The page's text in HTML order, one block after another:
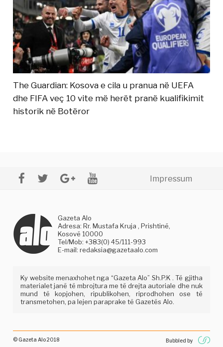
The Guardian: Kosova e cila u pranua në UEFA
dhe FIFA veç 10 vite më herët pranë kualifikimit
historik në Botëror
Impressum
Gazeta Alo
Adresa: Rr. Mustafa Kruja , Prishtinë,
Kosovë 10000
Tel/Mob: +383(0) 45/111-993
E-mail:redaksia@gazetaalo.com
Ky website menaxhohet nga “Gazeta Alo” Sh.P.K . Të gjitha
materialet janë të mbrojtura me të drejta autoriale dhe nuk
mund të kopjohen, ripublikohen, riprodhohen ose të
transmetohen, pa lejen paraprake të Gazetës Alo.
© Gazeta Alo 2018 Bubbled by